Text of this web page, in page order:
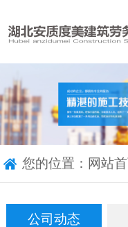
您的位置： 网站
公司动态